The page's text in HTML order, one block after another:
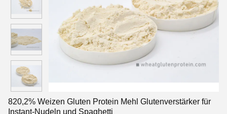
820,2% Weizen Gluten Protein Mehl Glutenverstärker für
Instant-Nudeln und Spaghetti